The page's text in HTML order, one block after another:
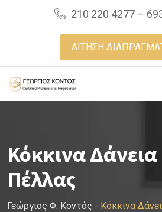
210 220 4277 –
ΑΙΤΗΣΗ
Κόκκινα
Πέλλας
Γεώργιος Φ. Κοντός - Κόκκινα